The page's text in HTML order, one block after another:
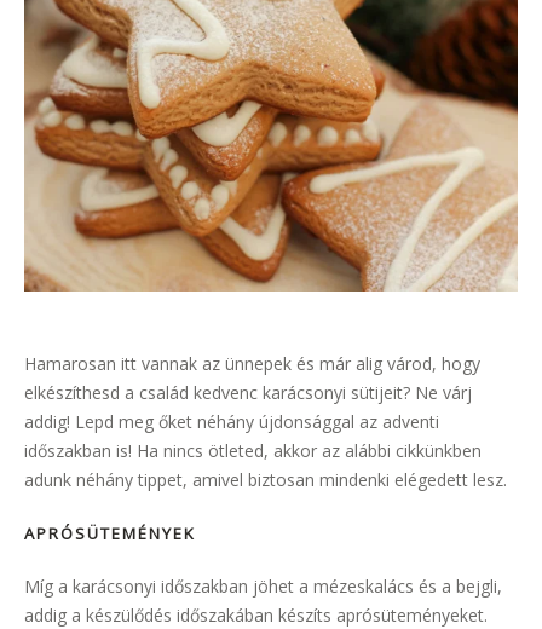
Hamarosan itt vannak az ünnepek és már alig várod, hogy
elkészíthesd a család kedvenc karácsonyi sütijeit? Ne várj
addig! Lepd meg őket néhány újdonsággal az adventi
időszakban is! Ha nincs ötleted, akkor az alábbi cikkünkben
adunk néhány tippet, amivel biztosan mindenki elégedett lesz.
APRÓSÜTEMÉNYEK
Míg a karácsonyi időszakban jöhet a mézeskalács és a bejgli,
addig a készülődés időszakában készíts aprósüteményeket.